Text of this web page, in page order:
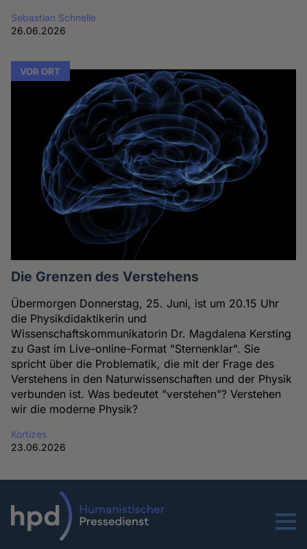
Sebastian Schnelle
26.06.2026
VOR ORT
Die Grenzen des Verstehens
Übermorgen Donnerstag, 25. Juni, ist um 20.15 Uhr
die Physikdidaktikerin und
Wissenschaftskommunikatorin Dr. Magdalena Kersting
zu Gast im Live-online-Format "Sternenklar". Sie
spricht über die Problematik, die mit der Frage des
Verstehens in den Naturwissenschaften und der Physik
verbunden ist. Was bedeutet "verstehen"? Verstehen
wir die moderne Physik?
Kortizes
23.06.2026
Menu